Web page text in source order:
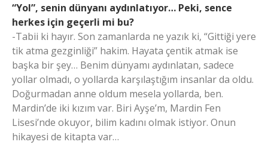
“Yol”, senin dünyanı aydınlatıyor… Peki, sence
herkes için geçerli mi bu?
-Tabii ki hayır. Son zamanlarda ne yazık ki, “Gittiği yere
tik atma gezginliği” hakim. Hayata çentik atmak ise
başka bir şey… Benim dünyamı aydınlatan, sadece
yollar olmadı, o yollarda karşılaştığım insanlar da oldu.
Doğurmadan anne oldum mesela yollarda, ben.
Mardin’de iki kızım var. Biri Ayşe’m, Mardin Fen
Lisesi’nde okuyor, bilim kadını olmak istiyor. Onun
hikayesi de kitapta var…